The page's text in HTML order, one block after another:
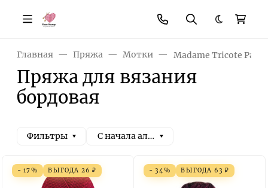
Темная
Главная Пряжа Мотки Madame Tricote Paris
Пряжа для вязания
бордовая
Фильтры С начала алфавита
- 17% ВЫГОДА 26 ₽ - 34% ВЫГОДА 63 ₽